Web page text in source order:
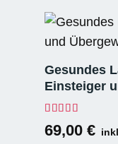
Gesundes
Einsteiger
69,00 €